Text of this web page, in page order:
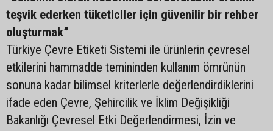
teşvik ederken tüketiciler için güvenilir bir rehber
oluşturmak”
Türkiye Çevre Etiketi Sistemi ile ürünlerin çevresel
etkilerini hammadde temininden kullanım ömrünün
sonuna kadar bilimsel kriterlerle değerlendirdiklerini
ifade eden Çevre, Şehircilik ve İklim Değişikliği
Bakanlığı Çevresel Etki Değerlendirmesi, İzin ve